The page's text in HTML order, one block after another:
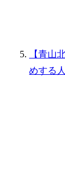
【青山
めする